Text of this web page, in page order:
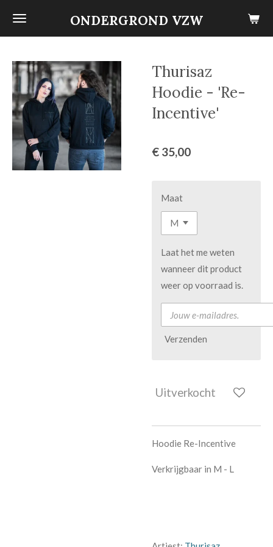
Ga
de
hoofdinhoud
ONDERGROND VZW
Thurisaz
Hoodie - 'Re-
Incentive'
€ 35,00
Maat
Laat het me weten
wanneer dit product
weer op voorraad is.
Verzenden
Uitverkocht
Hoodie Re-Incentive
Verkrijgbaar in M - L